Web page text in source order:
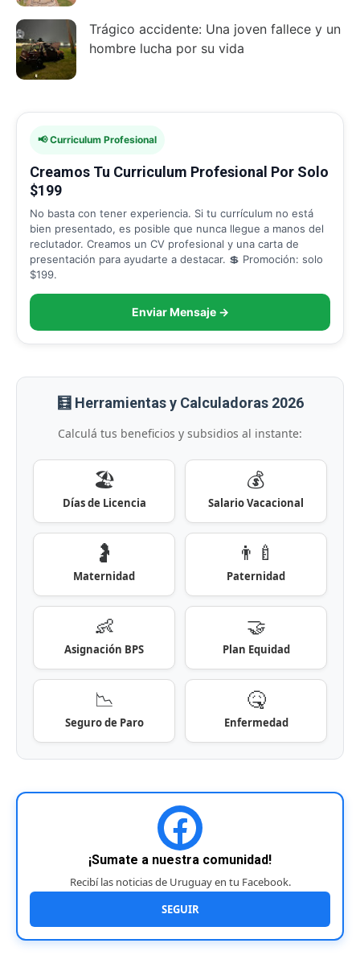
Trágico accidente: Una joven fallece y un
hombre lucha por su vida
📢 Curriculum Profesional
Creamos Tu Curriculum Profesional Por Solo
$199
No basta con tener experiencia. Si tu currículum no está
bien presentado, es posible que nunca llegue a manos del
reclutador. Creamos un CV profesional y una carta de
presentación para ayudarte a destacar. 💲 Promoción: solo
$199.
Enviar Mensaje →
🧮 Herramientas y Calculadoras 2026
Calculá tus beneficios y subsidios al instante:
🏖️
Días de Licencia
💰
Salario Vacacional
🤰
Maternidad
👨‍🍼
Paternidad
👶
Asignación BPS
🤝
Plan Equidad
📉
Seguro de Paro
🤒
Enfermedad
¡Sumate a nuestra comunidad!
Recibí las noticias de Uruguay en tu Facebook.
SEGUIR